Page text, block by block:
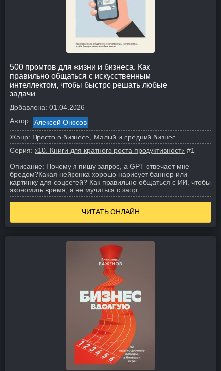
500 промтов для жизни и бизнеса. Как
правильно общаться с искусственным
интеллектом, чтобы быстро решать любые
задачи
Добавлена: 01.04.2026
Автор: Алексей Оносов
Жанр: Просто о бизнесе
Малый и средний бизнес
Серия: x10. Книги для кратного роста продуктивности #1
Описание: Почему я пишу запрос, а GPT отвечает мне
бредом?Какая нейронка хорошо нарисует баннер или
картинку для соцсетей? Как правильно общаться с ИИ, чтобы
экономить время, а не мучиться с запр...
ЧИТАТЬ ОНЛАЙН